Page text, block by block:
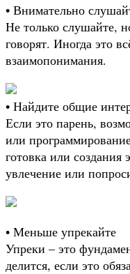
• Внимательно
Не только слушайте,
говорят. Иногда это
взаимопонимания.
• Найдите общие
Если это парень,
или
готовка или создания
увлечение или
• Меньше упрекайте
Упреки – это
делится, если это